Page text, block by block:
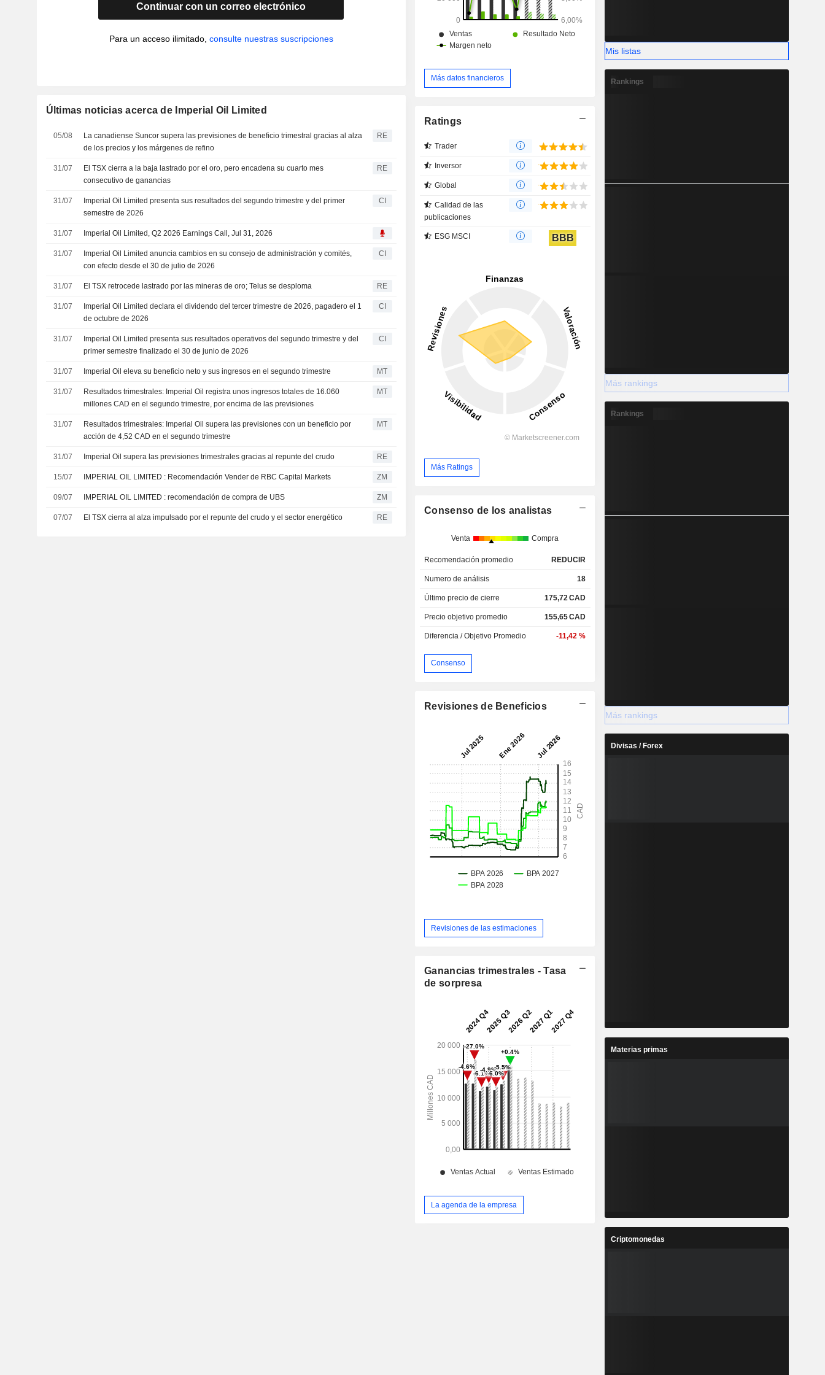
Continuar con un correo electrónico
Para un acceso ilimitado, consulte nuestras suscripciones
Últimas noticias acerca de Imperial Oil Limited
05/08
La canadiense Suncor supera las previsiones de beneficio trimestral gracias al alza
de los precios y los márgenes de refino
RE
31/07
El TSX cierra a la baja lastrado por el oro, pero encadena su cuarto mes
consecutivo de ganancias
RE
31/07
Imperial Oil Limited presenta sus resultados del segundo trimestre y del primer
semestre de 2026
CI
31/07 Imperial Oil Limited, Q2 2026 Earnings Call, Jul 31, 2026
31/07
Imperial Oil Limited anuncia cambios en su consejo de administración y comités,
con efecto desde el 30 de julio de 2026
CI
31/07 El TSX retrocede lastrado por las mineras de oro; Telus se desploma RE
31/07
Imperial Oil Limited declara el dividendo del tercer trimestre de 2026, pagadero el 1
de octubre de 2026
CI
31/07
Imperial Oil Limited presenta sus resultados operativos del segundo trimestre y del
primer semestre finalizado el 30 de junio de 2026
CI
31/07 Imperial Oil eleva su beneficio neto y sus ingresos en el segundo trimestre MT
31/07
Resultados trimestrales: Imperial Oil registra unos ingresos totales de 16.060
millones CAD en el segundo trimestre, por encima de las previsiones
MT
31/07
Resultados trimestrales: Imperial Oil supera las previsiones con un beneficio por
acción de 4,52 CAD en el segundo trimestre
MT
31/07 Imperial Oil supera las previsiones trimestrales gracias al repunte del crudo RE
15/07 IMPERIAL OIL LIMITED : Recomendación Vender de RBC Capital Markets ZM
09/07 IMPERIAL OIL LIMITED : recomendación de compra de UBS ZM
07/07 El TSX cierra al alza impulsado por el repunte del crudo y el sector energético RE
Más datos financieros
Ratings
Trader
Inversor
Global
Calidad de las
publicaciones
ESG MSCI BBB
Más Ratings
Consenso de los analistas
Venta Compra
Recomendación promedio REDUCIR
Numero de análisis 18
Último precio de cierre 175,72 CAD
Precio objetivo promedio 155,65CAD
Diferencia / Objetivo Promedio -11,42 %
Consenso
Revisiones de Beneficios
Revisiones de las estimaciones
Ganancias trimestrales - Tasa
de sorpresa
La agenda de la empresa
Mis listas
Rankings
Más rankings
Rankings
Más rankings
Divisas / Forex
Materias primas
Criptomonedas